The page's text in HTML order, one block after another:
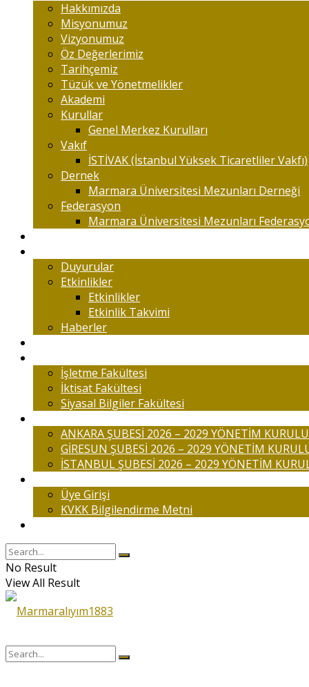
Hakkımızda
Misyonumuz
Vizyonumuz
Öz Değerlerimiz
Tarihçemiz
Tüzük ve Yönetmelikler
Akademi
Kurullar
Genel Merkez Kurulları
Vakıf
İSTİVAK (İstanbul Yüksek Ticaretliler Vakfı)
Dernek
Marmara Üniversitesi Mezunları Derneği
Federasyon
Marmara Üniversitesi Mezunları
Duyurular
Etkinlikler
Etkinlikler
Etkinlik Takvimi
Haberler
İşletme Fakültesi
İktisat Fakültesi
Siyasal Bilgiler Fakültesi
ANKARA ŞUBESİ 2026 – 2029 YÖNETİM KURULU
GİRESUN ŞUBESİ 2026 – 2029 YÖNETİM
İSTANBUL ŞUBESİ 2026 – 2029 YÖNETİM
Üye Girişi
KVKK Bilgilendirme Metni
No Result
View All Result